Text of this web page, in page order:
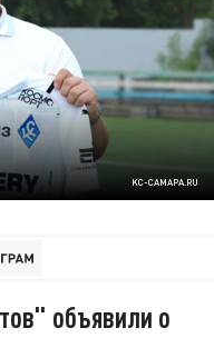
KC-CAMAPA.RU
объявили о